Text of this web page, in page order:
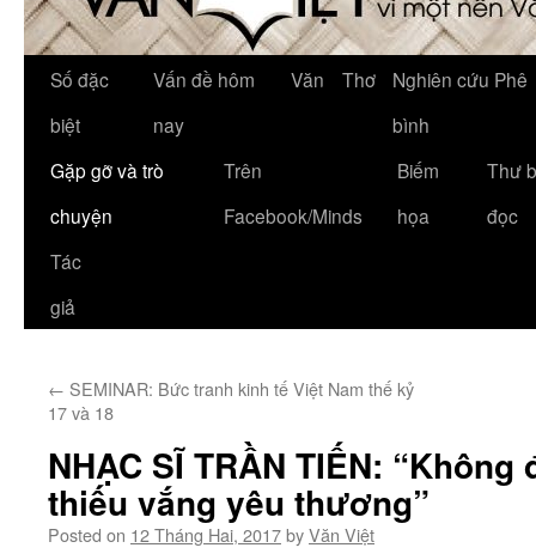
Số đặc
biệt
Vấn đề hôm
nay
Văn Thơ
Nghiên cứu Phê
bình
Gặp gỡ và trò
chuyện
Trên
Facebook/Minds
Biếm
họa
Thư
đọc
Tác
giả
← SEMINAR: Bức tranh kinh tế Việt Nam thế kỷ
17 và 18
NHẠC SĨ TRẦN TIẾN:
thiếu vắng yêu thương”
Posted on 12 Tháng Hai, 2017byVăn Việt